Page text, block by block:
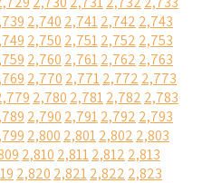
2,740 2,7412,742 2,743
2,750 2,7512,752 2,753
2,760 2,7612,762 2,763
2,770 2,7712,772 2,773
2,780 2,7812,782 2,783
2,790 2,7912,792 2,793
2,800 2,8012,802 2,803
2,810 2,8112,812 2,813
2,820 2,8212,822 2,823